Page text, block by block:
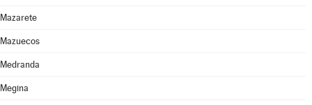
Mazarete
Mazuecos
Medranda
Megina